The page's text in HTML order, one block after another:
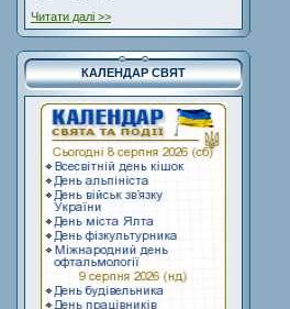
Читати далі >>
КАЛЕНДАР СВЯТ